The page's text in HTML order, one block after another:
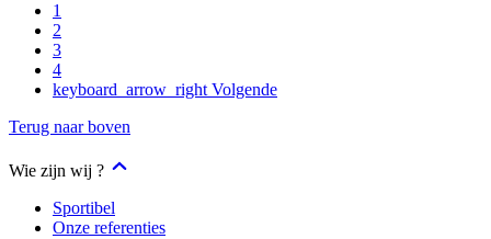
1
2
3
4
keyboard_arrow_right Volgende
Terug naar boven
Wie zijn wij ?
Sportibel
Onze referenties